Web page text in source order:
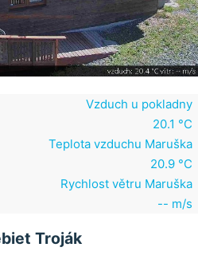
Vzduch u pokladny
20.1 °C
Teplota vzduchu Maruška
20.9 °C
Rychlost větru Maruška
-- m/s
Troják